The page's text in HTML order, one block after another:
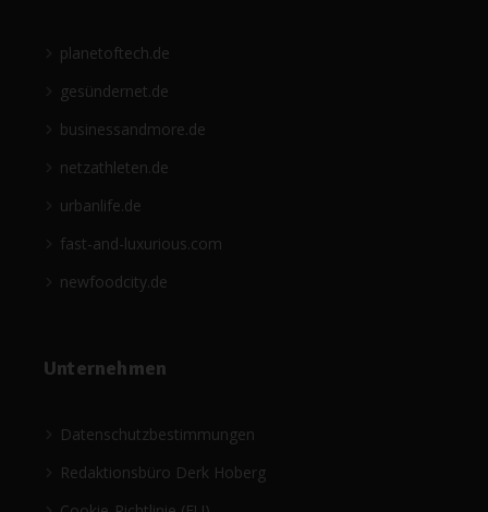
planetoftech.de
gesündernet.de
businessandmore.de
netzathleten.de
urbanlife.de
fast-and-luxurious.com
newfoodcity.de
Unternehmen
Datenschutzbestimmungen
Redaktionsbüro Derk Hoberg